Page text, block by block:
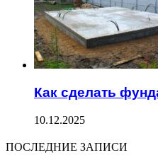
Как сделать
10.12.2025
ПОСЛЕДНИЕ ЗАПИСИ